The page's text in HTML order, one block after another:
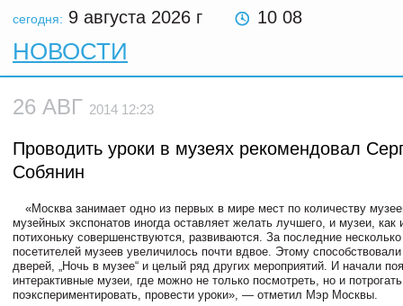
сегодня: 9 августа 2026 г 10 08
НОВОСТИ
26 АВГ 2014 12:23
Проводить уроки в музеях рекомендовал
Собянин
«Москва занимает одно из первых в мире мест по количеству
музейных экспонатов иногда оставляет желать лучшего, и музеи, как
потихоньку совершенствуются, развиваются. За последние
посетителей музеев увеличилось почти вдвое. Этому
дверей, „Ночь в музее“ и целый ряд других мероприятий. И начали
интерактивные музеи, где можно не только посмотреть, но и
поэкспериментировать, провести уроки», — отметил Мэр Москвы.